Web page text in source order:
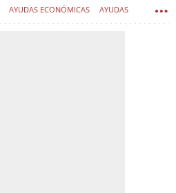
AYUDAS ECONÓMICAS AYUDAS